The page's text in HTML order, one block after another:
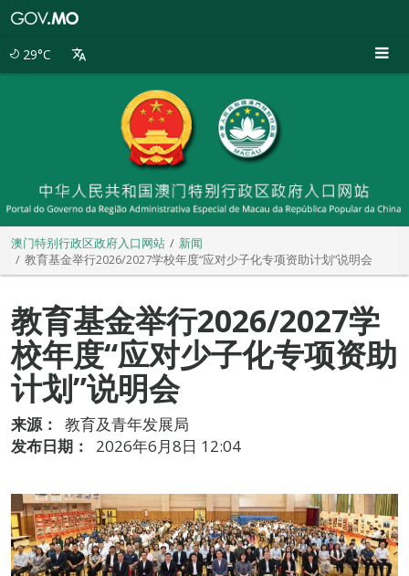
29°C
澳门特别行政区政府入口网站
新闻
教育基金举行2026/2027学校年度“应对少子化专项资助计划”说明会
教育基金举行2026/2027学
校年度“应对少子化专项资助
计划”说明会
来源：
教育及青年发展局
发布日期：
2026年6月8日 12:04